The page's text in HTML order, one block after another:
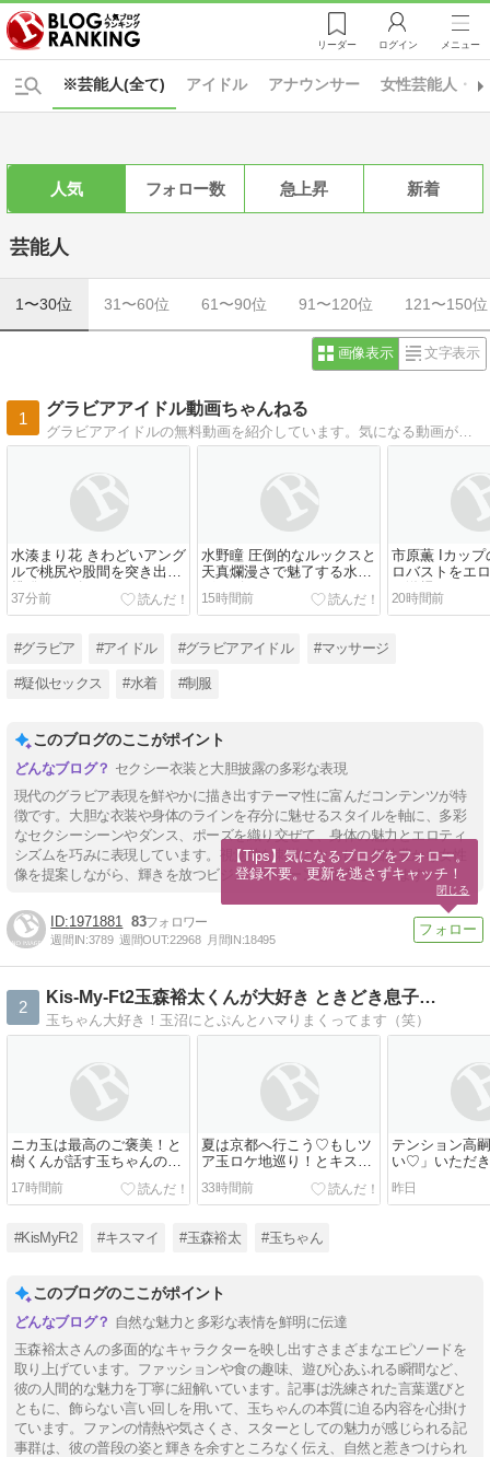
リーダー ログイン メニュー
※芸能人(全て) アイドル アナウンサー 女性芸能人・
人気 フォロー数 急上昇 新着
芸能人
1〜30位 31〜60位 61〜90位 91〜120位 121〜150位
画像表示 文字表示
1
グラビアアイドル動画ちゃんねる
グラビアアイドルの無料動画を紹介しています。気になる動画が見つけやすいようにジャンル別、カップ別で分類しています。
水湊まり花 きわどいアング
ルで桃尻や股間を突き出す
挑発ポーズ
37分前
水野瞳 圧倒的なルックスと
天真爛漫さで魅了する水着
グラビア
15時間前
市原薫 Iカップ
ロバストをエ
で激揉み
20時間前
#グラビア #アイドル #グラビアアイドル #マッサージ
#疑似セックス #水着 #制服
このブログのここがポイント
セクシー衣装と大胆披露の多彩な表現
現代のグラビア表現を鮮やかに描き出すテーマ性に富んだコンテンツが特
徴です。大胆な衣装や身体のラインを存分に魅せるスタイルを軸に、多彩
なセクシーシーンやダンス、ポーズを織り交ぜて、身体の魅力とエロティ
シズムを巧みに表現しています。視覚的な刺激とともに、個性豊かな女性
像を提案しながら、輝きを放つビジュアルシーンを追及しています。
1971881 83
週間IN:3789 週間OUT:22968 月間IN:18495
2
Kis-My-Ft2玉森裕太くんが大好き ときどき息子…
玉ちゃん大好き！玉沼にとぷんとハマりまくってます（笑）
ニカ玉は最高のご褒美！と
樹くんが話す玉ちゃんの優
男エピソード♡
17時間前
夏は京都へ行こう♡もしツ
ア玉ロケ地巡り！とキスマ
イ情報盛りだくさん＆8/5ま
いたま
33時間前
テンション高
い♡」いただ
大阪夜公演
昨日
#KisMyFt2 #キスマイ #玉森裕太 #玉ちゃん
このブログのここがポイント
自然な魅力と多彩な表情を鮮明に伝達
玉森裕太さんの多面的なキャラクターを映し出すさまざまなエピソードを
取り上げています。ファッションや食の趣味、遊び心あふれる瞬間など、
彼の人間的な魅力を丁寧に紐解いています。記事は洗練された言葉選びと
ともに、飾らない言い回しを用いて、玉ちゃんの本質に迫る内容を心掛け
ています。ファンの情熱や気さくさ、スターとしての魅力が感じられる記
事群は、彼の普段の姿と輝きを余すところなく伝え、自然と惹きつけられ
【Tips】気になるブログをフォロー。
登録不要。更新を逃さずキャッチ！
閉じる